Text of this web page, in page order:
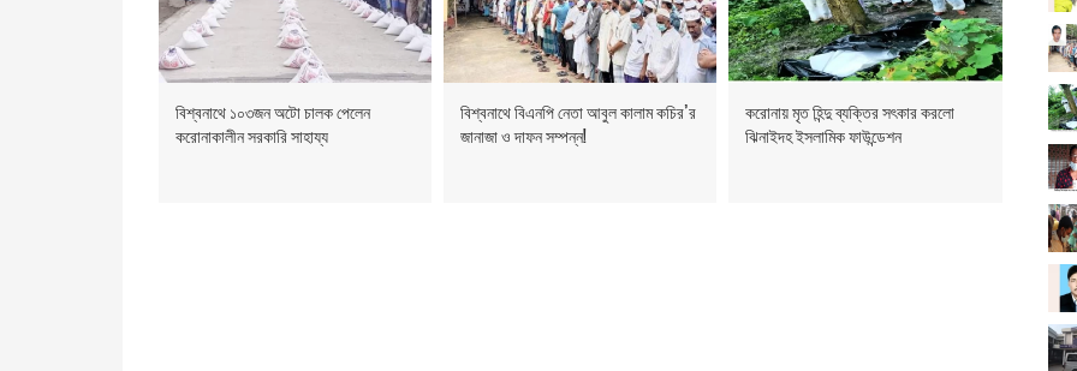
বিশ্বনাথে ১০৩জন অটো চালক পেলেন
করোনাকালীন সরকারি সাহায্য
বিশ্বনাথে বিএনপি নেতা আবুল কালাম কচির’র
জানাজা ও দাফন সম্পন্ন!
করোনায় মৃত হিন্দু ব্যক্তির সৎকার করলো
ঝিনাইদহ ইসলামিক ফাউন্ডেশন